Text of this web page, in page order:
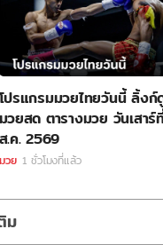
โปรแกรมมวยไทยวันนี้ ลิ้งก์
มวยสด ตารางมวย วันเสาร์
ส.ค. 2569
มวย 1 ชั่วโมงที่แล้ว
ม